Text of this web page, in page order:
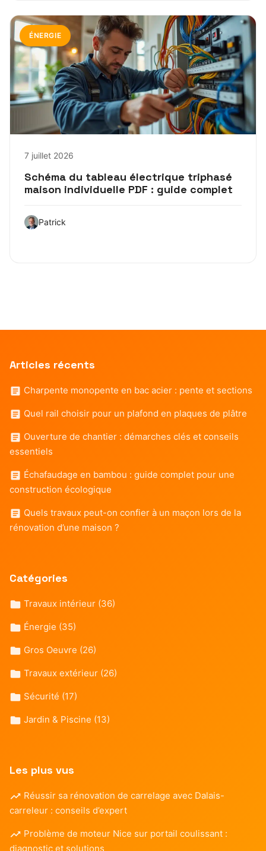
ÉNERGIE
7 juillet 2026
Schéma du tableau électrique triphasé
maison individuelle PDF : guide complet
Patrick
Articles récents
Charpente monopente en bac acier : pente et sections
Quel rail choisir pour un plafond en plaques de plâtre
Ouverture de chantier : démarches clés et conseils
essentiels
Échafaudage en bambou : guide complet pour une
construction écologique
Quels travaux peut-on confier à un maçon lors de la
rénovation d’une maison ?
Catégories
Travaux intérieur (36)
Énergie (35)
Gros Oeuvre (26)
Travaux extérieur (26)
Sécurité (17)
Jardin & Piscine (13)
Les plus vus
Réussir sa rénovation de carrelage avec Dalais-
carreleur : conseils d’expert
Problème de moteur Nice sur portail coulissant :
diagnostic et solutions